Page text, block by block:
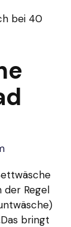
bei 40
der Regel
bringt